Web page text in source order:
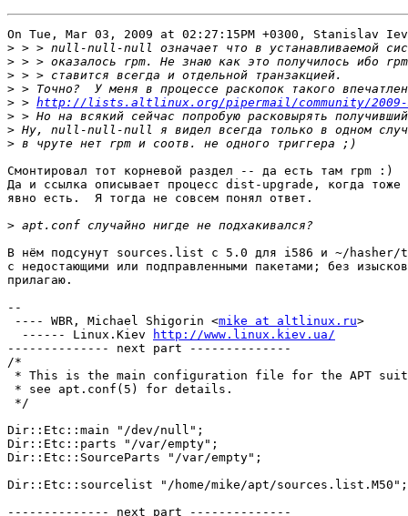
On Tue, Mar 03, 2009 at 02:27:15PM +0300, Stanislav
>
>
>
>
> > http://lists.altlinux.org/pipermail/community/2009-
>
>
>
Смонтировал тот корневой раздел -- да есть там rpm :)
Да и ссылка описывает процесс dist-upgrade, когда тоже
явно есть.  Я тогда не совсем понял ответ.
>
В нём подсунут sources.list с 5.0 для i586 и ~/hasher/
с недостающими или подправленными пакетами; без
прилагаю.
--
---- WBR, Michael Shigorin <mike at altlinux.ru>
  ------ Linux.Kiev
http://www.linux.kiev.ua/
-------------- next part --------------
/*
* This is the main configuration file for the APT
* see apt.conf(5) for details.
*/
Dir::Etc::main "/dev/null";
Dir::Etc::parts "/var/empty";
Dir::Etc::SourceParts "/var/empty";
Dir::Etc::sourcelist "/home/mike/apt/sources.list.M50";
-------------- next part --------------